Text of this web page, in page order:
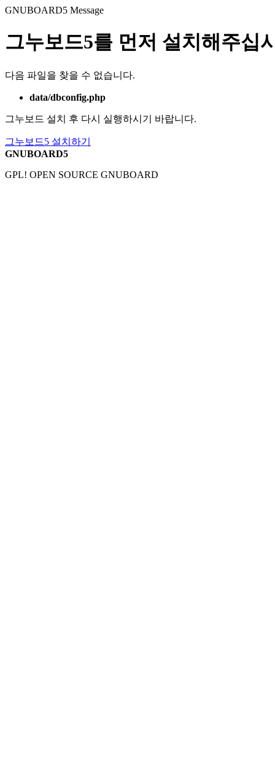
GNUBOARD5 Message
그누보드5를 먼저 설치해주십
다음 파일을 찾을 수 없습니다.
data/dbconfig.php
그누보드 설치 후 다시 실행하시기 바랍니다.
그누보드5 설치하기
GNUBOARD5
GPL! OPEN SOURCE GNUBOARD